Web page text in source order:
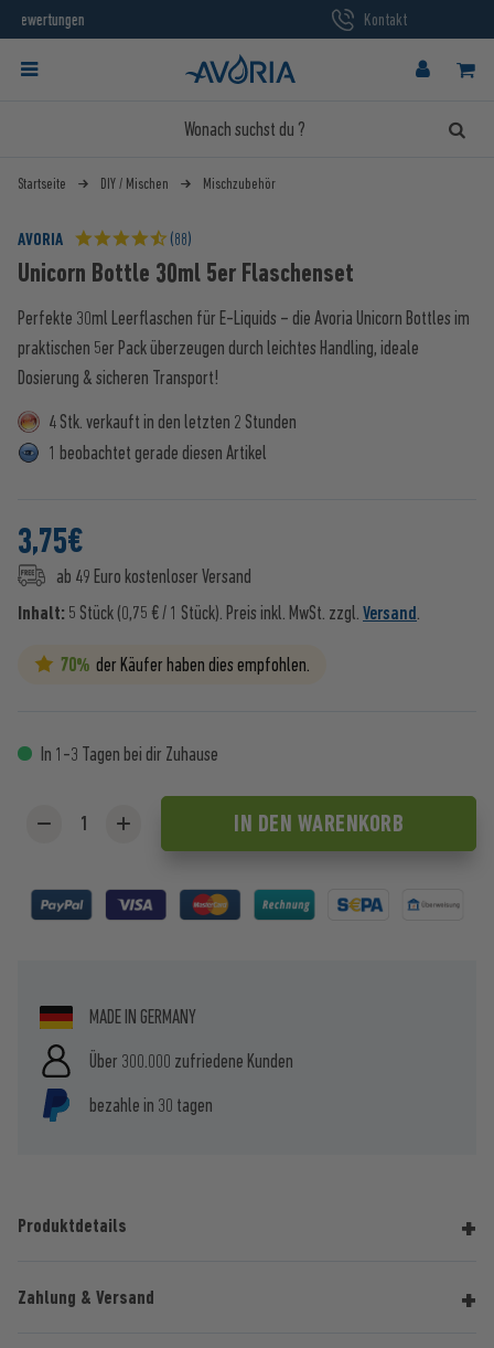
Startseite DIY / Mischen Mischzubehör
AVORIA (88)
Unicorn Bottle 30ml 5er Flaschenset
Perfekte 30ml Leerflaschen für E-Liquids – die Avoria Unicorn Bottles im
praktischen 5er Pack überzeugen durch leichtes Handling, ideale
Dosierung & sicheren Transport!
4 Stk. verkauft in den letzten 2 Stunden
1 beobachtet gerade diesen Artikel
3,75€
ab 49 Euro kostenloser Versand
Inhalt: 5 Stück (0,75 € / 1 Stück). Preis inkl. MwSt. zzgl. Versand.
70% der Käufer haben dies empfohlen.
In 1-3 Tagen bei dir Zuhause
IN DEN WARENKORB
MADE IN GERMANY
Über 300.000 zufriedene Kunden
bezahle in 30 tagen
Produktdetails
Zahlung & Versand